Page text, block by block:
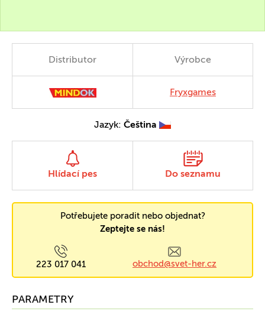
Distributor Výrobce
Fryxgames
Jazyk: Čeština
Hlídací pes Do seznamu
Potřebujete poradit nebo objednat?
Zeptejte se nás!
223 017 041 obchod@svet-her.cz
PARAMETRY